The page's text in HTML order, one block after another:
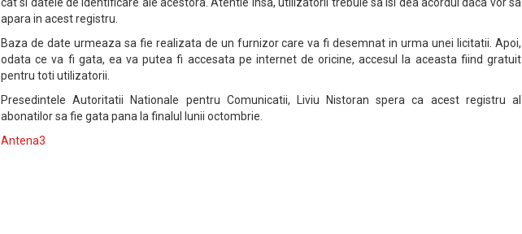
apara in acest registru.
Baza de date urmeaza sa fie realizata de un furnizor care va fi desemnat in urma unei licitatii. Apoi,
odata ce va fi gata, ea va putea fi accesata pe internet de oricine, accesul la aceasta fiind gratuit
pentru toti utilizatorii.
Presedintele Autoritatii Nationale pentru Comunicatii, Liviu Nistoran spera ca acest registru al
abonatilor sa fie gata pana la finalul lunii octombrie.
Antena3